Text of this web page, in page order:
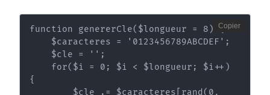
function genererCle($longueur = 8) {
{
Copier